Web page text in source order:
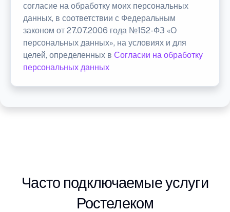
согласие на обработку моих персональных
данных, в соответствии с Федеральным
законом от 27.07.2006 года №152-ФЗ «О
персональных данных», на условиях и для
целей, определенных в Согласии на обработку
персональных данных
Часто подключаемые услуги
Ростелеком